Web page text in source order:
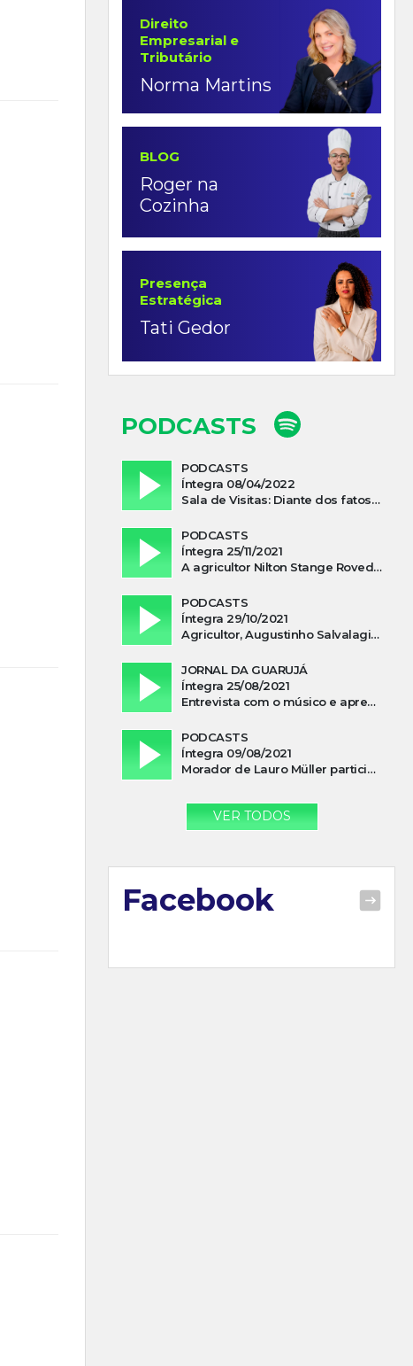
Direito
Empresarial e
Tributário
Norma Martins
BLOG
Roger na
Cozinha
Presença
Estratégica
Tati Gedor
PODCASTS
PODCASTS
Íntegra 08/04/2022
Sala de Visitas: Diante dos fatos que influenciam a economia o que podemos esperar de 2022
PODCASTS
Íntegra 25/11/2021
A agricultor Nilton Stange Roveda, afirma ter recebido ajuda espiritual durante acidente
PODCASTS
Íntegra 29/10/2021
Agricultor, Augustinho Salvalagio, relata sobre aparição do Cavaleiro Negro no Rio das Furnas
JORNAL DA GUARUJÁ
Íntegra 25/08/2021
Entrevista com o músico e apresentador, Lismael Ferrareis, no Cidade e Campo
PODCASTS
Íntegra 09/08/2021
Morador de Lauro Müller participa de motociata em apoio a Bolsonaro
VER TODOS
Facebook